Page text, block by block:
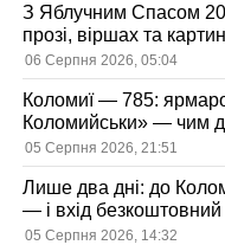
З Яблучним Спасом
прозі, віршах та
06 Серпня 2026, 05:04
Коломиї — 785:
Коломийськи» — чим
05 Серпня 2026, 21:51
Лише два дні: до
— і вхід безкоштовний
05 Серпня 2026, 14:32